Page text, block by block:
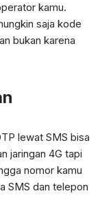
kamu.
saja kode
bukan karena
lewat SMS bisa
jaringan 4G tapi
nomor kamu
SMS dan telepon